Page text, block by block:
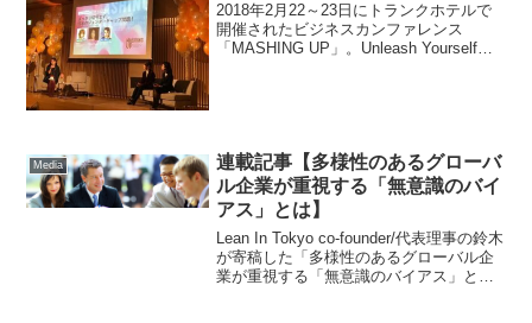
2018年2月22～23日にトランクホテルで
開催されたビジネスカンファレンス
「MASHING UP」。Unleash Yourself
Media
連載記事【多様性のあるグローバ
ル企業が重視する「無意識のバイ
アス」とは】
Lean In Tokyo co-founder/代表理事の鈴木
が寄稿した「多様性のあるグローバル企
業が重視する「無意識のバイアス」と